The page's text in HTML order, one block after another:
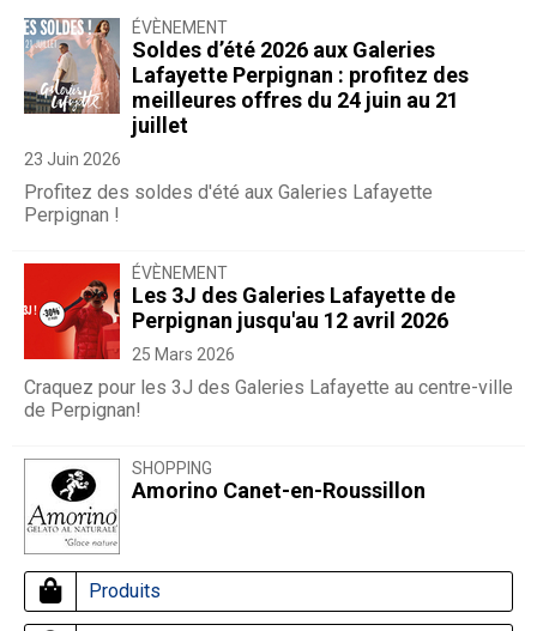
ÉVÈNEMENT
Soldes d’été 2026 aux Galeries
Lafayette Perpignan : profitez des
meilleures offres du 24 juin au 21
juillet
23 Juin 2026
Profitez des soldes d'été aux Galeries Lafayette
Perpignan !
ÉVÈNEMENT
Les 3J des Galeries Lafayette de
Perpignan jusqu'au 12 avril 2026
25 Mars 2026
Craquez pour les 3J des Galeries Lafayette au centre-ville
de Perpignan!
SHOPPING
Amorino Canet-en-Roussillon
Produits